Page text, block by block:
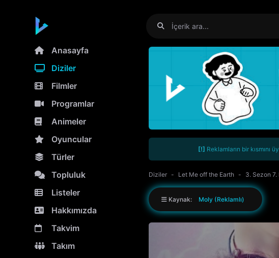
Anasayfa
Diziler
Filmler
Programlar
Animeler
Oyuncular
Türler
Topluluk
Listeler
Hakkımızda
Takvim
Takım
[!] Reklamların bir
Diziler Let Me off the Earth 3. Sezon 7.
Kaynak: Moly (Reklamlı)